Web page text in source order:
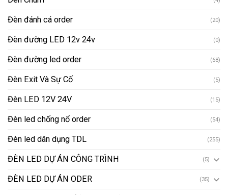
Đèn đánh cá order (20)
Đèn đường LED 12v 24v (0)
Đèn đường led order (68)
Đèn Exit Và Sự Cố (5)
Đèn LED 12V 24V (15)
Đèn led chống nổ order (54)
Đèn led dân dụng TDL (255)
ĐÈN LED DỰ ÁN CÔNG TRÌNH (5)
ĐÈN LED DỰ ÁN ODER (35)